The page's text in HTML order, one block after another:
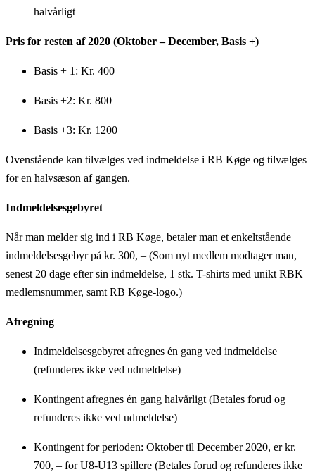
halvårligt
Pris for resten af 2020 (Oktober – December, Basis +)
Basis + 1: Kr. 400
Basis +2: Kr. 800
Basis +3: Kr. 1200
Ovenstående kan tilvælges ved indmeldelse i RB Køge og tilvælges
for en halvsæson af gangen.
Indmeldelsesgebyret
Når man melder sig ind i RB Køge, betaler man et enkeltstående
indmeldelsesgebyr på kr. 300, – (Som nyt medlem modtager man,
senest 20 dage efter sin indmeldelse, 1 stk. T-shirts med unikt RBK
medlemsnummer, samt RB Køge-logo.)
Afregning
Indmeldelsesgebyret afregnes én gang ved indmeldelse
(refunderes ikke ved udmeldelse)
Kontingent afregnes én gang halvårligt (Betales forud og
refunderes ikke ved udmeldelse)
Kontingent for perioden: Oktober til December 2020, er kr.
700, – for U8-U13 spillere (Betales forud og refunderes ikke